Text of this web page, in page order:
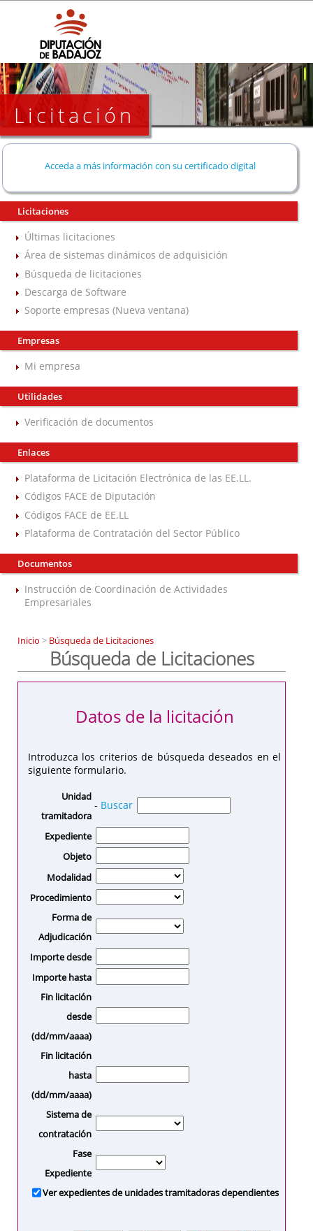
Licitación
Acceda a más información con su certificado digital
Licitaciones
Últimas licitaciones
Área de sistemas dinámicos de adquisición
Búsqueda de licitaciones
Descarga de Software
Soporte empresas (Nueva ventana)
Empresas
Mi empresa
Utilidades
Verificación de documentos
Enlaces
Plataforma de Licitación Electrónica de las EE.LL.
Códigos FACE de Diputación
Códigos FACE de EE.LL
Plataforma de Contratación del Sector Público
Documentos
Instrucción de Coordinación de Actividades
Empresariales
Inicio > Búsqueda de Licitaciones
Búsqueda de Licitaciones
Introduzca los criterios de búsqueda deseados en el
siguiente formulario.
Datos de la licitación
Unidad
tramitadora
- Buscar
Expediente
Objeto
Modalidad
Procedimiento
Forma de
Adjudicación
Importe desde
Importe hasta
Fin licitación
desde
(dd/mm/aaaa)
Fin licitación
hasta
(dd/mm/aaaa)
Sistema de
contratación
Fase
Expediente
Ver expedientes de unidades tramitadoras dependientes